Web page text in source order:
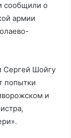
сообщили о
армии
Сергей Шойгу
попытки
и